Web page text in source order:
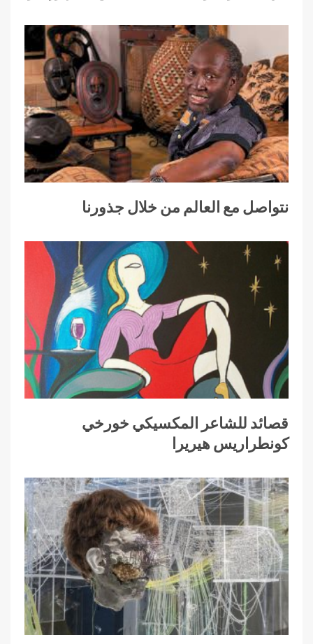
نتواصل مع العالم من خلال جذورنا
قصائد للشاعر المكسيكي خورخي
كونطراريس هيريرا